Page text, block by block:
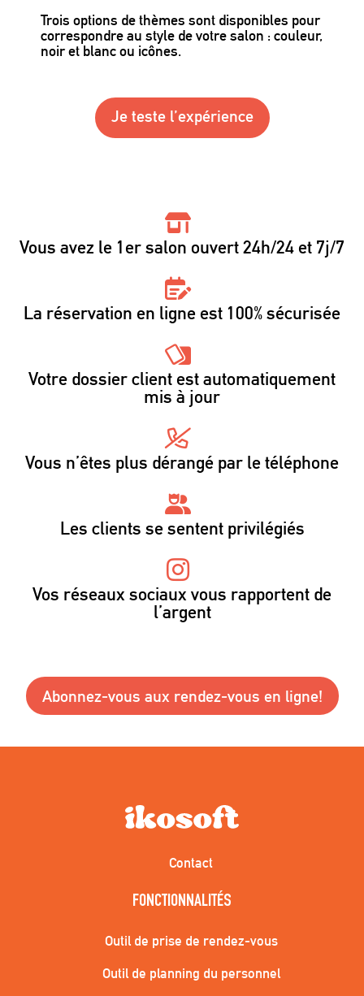
Trois options de thèmes sont disponibles pour
correspondre au style de votre salon : couleur,
noir et blanc ou icônes.
Je teste l’expérience
Vous avez le 1er salon ouvert 24h/24 et 7j/7
La réservation en ligne est 100% sécurisée
Votre dossier client est automatiquement
mis à jour
Vous n’êtes plus dérangé par le téléphone
Les clients se sentent privilégiés
Vos réseaux sociaux vous rapportent de
l’argent
Abonnez-vous aux rendez-vous en ligne!
Contact
FONCTIONNALITÉS
Outil de prise de rendez-vous
Outil de planning du personnel